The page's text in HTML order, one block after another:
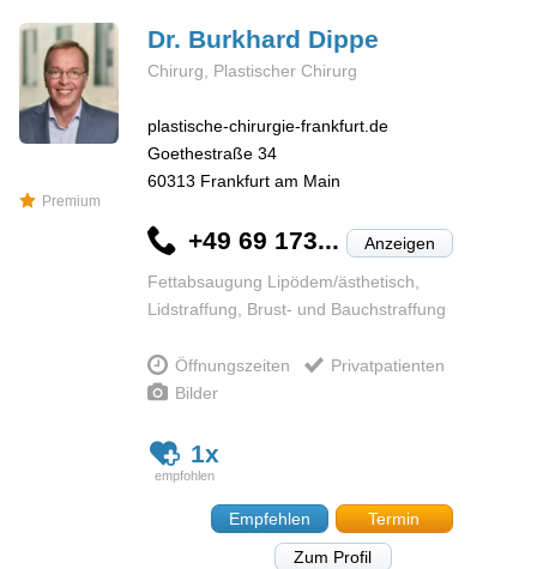
Premium
Dr. Burkhard Dippe
Chirurg, Plastischer Chirurg
plastische-chirurgie-frankfurt.de
Goethestraße 34
60313 Frankfurt am Main
+49 69 173... Anzeigen
Fettabsaugung Lipödem/ästhetisch,
Lidstraffung, Brust- und Bauchstraffung
Öffnungszeiten
Privatpatienten
Bilder
1x
Empfehlen
Termin
Zum Profil